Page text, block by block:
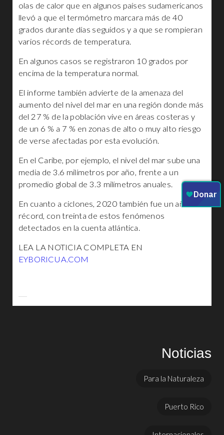
olas de calor que en algunos países sudamericanos
llevó a que el termómetro marcara más de 40
grados durante días seguidos y a que se rompieran
varios récords de temperatura.
En algunos casos se registraron 10 grados por
encima de la temperatura normal.
El informe también advierte de la amenaza del
aumento del nivel del mar en una región donde más
del 27 % de la población vive en áreas costeras y
de un 6 % a 7 % en zonas de alto o muy alto riesgo
de verse afectadas por esta evolución.
En el Caribe, por ejemplo, el nivel del mar sube una
media de 3.6 milímetros por año, frente a un
promedio global de 3.3 milímetros anuales.
En cuanto a ciclones, 2020 también fue un año
récord, con treinta de estos fenómenos
detectados en la cuenta atlántica.
LEA LA NOTICIA COMPLETA EN
EYBORICUA.COM
Noticias
Para la Naturaleza
Puerto Rico